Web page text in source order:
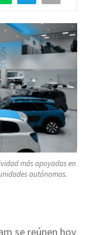
más apoyadas en
autónomas.
se reúnen hoy